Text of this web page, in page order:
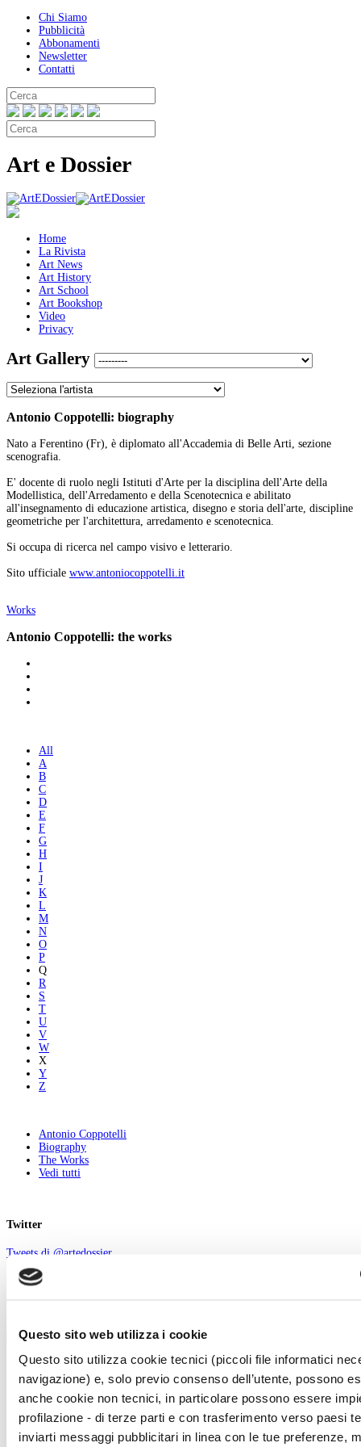
Questo sito web utilizza i cookie
Questo sito utilizza cookie tecnici (piccoli file informatici
navigazione) e, solo previo consenso dell’utente, possono
anche cookie non tecnici, in particolare possono essere
profilazione - di terze parti e con trasferimento verso paesi
inviarti messaggi pubblicitari in linea con le tue preferenze,
Chi Siamo
Pubblicità
Abbonamenti
Newsletter
Contatti
Art e Dossier
Home
La Rivista
Art News
Art History
Art School
Art Bookshop
Video
Privacy
Art Gallery
Antonio Coppotelli: biography
Nato a Ferentino (Fr), è diplomato all'Accademia di Belle Arti, sezione
scenografia.
E' docente di ruolo negli Istituti d'Arte per la disciplina dell'Arte della
Modellistica, dell'Arredamento e della Scenotecnica e abilitato
all'insegnamento di educazione artistica, disegno e storia dell'arte, discipline
geometriche per l'architettura, arredamento e scenotecnica.
Si occupa di ricerca nel campo visivo e letterario.
Sito ufficiale www.antoniocoppotelli.it
Works
Antonio Coppotelli: the works
All
A
B
C
D
E
F
G
H
I
J
K
L
M
N
O
P
Q
R
S
T
U
V
W
X
Y
Z
Antonio Coppotelli
Biography
The Works
Vedi tutti
Twitter
Tweets di @artedossier
Facebook
marzo
Chi Siamo
Pubblicità
Abbonamenti
Newsletter